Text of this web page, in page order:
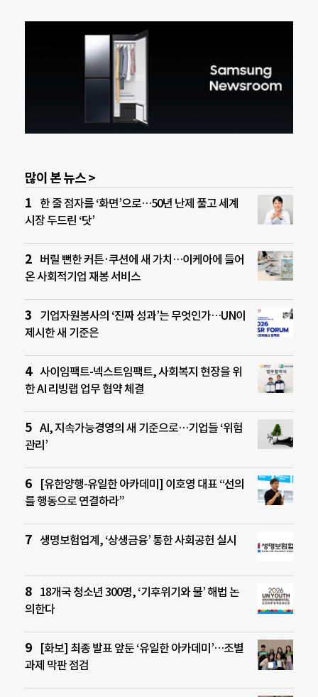
많이 본 뉴스 >
한 줄 점자를 ‘화면’으로…50년 난제 풀고 세계
시장 두드린 ‘닷’
버릴 뻔한 커튼·쿠션에 새 가치…이케아에 들어
온 사회적기업 재봉 서비스
기업자원봉사의 ‘진짜 성과’는 무엇인가…UN이
제시한 새 기준은
사이임팩트-넥스트임팩트, 사회복지 현장을 위
한 AI 리빙랩 업무 협약 체결
AI, 지속가능경영의 새 기준으로…기업들 ‘위험
관리’
[유한양행-유일한 아카데미] 이호영 대표 “선의
를 행동으로 연결하라”
생명보험업계, ‘상생금융’ 통한 사회공헌 실시
18개국 청소년 300명, ‘기후위기와 물’ 해법 논
의한다
[화보] 최종 발표 앞둔 ‘유일한 아카데미’…조별
과제 막판 점검